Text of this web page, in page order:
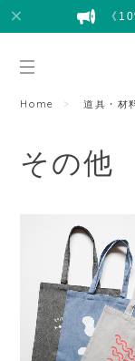
《
Home 道具・材
その他